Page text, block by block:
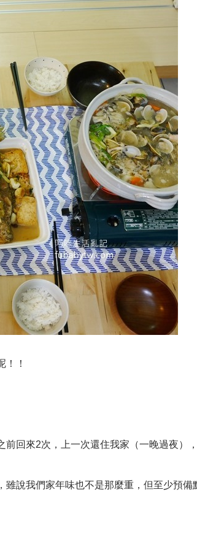
！！
回來2次，上一次還住我家（一晚過夜）
說我們家年味也不是那麼重，但至少預備